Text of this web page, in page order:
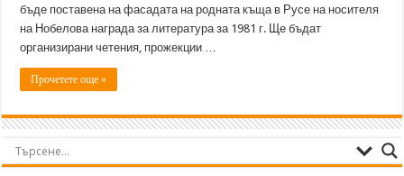
бъде поставена на фасадата на родната къща в Русе на носителя
на Нобелова награда за литература за 1981 г. Ще бъдат
организирани четения, прожекции …
Прочетете още »